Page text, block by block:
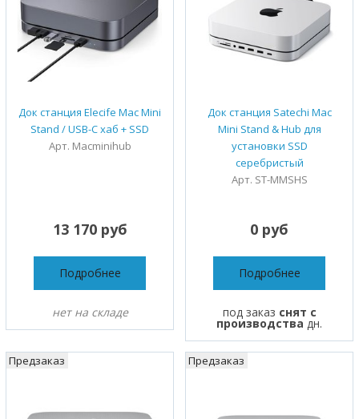
Док станция Elecife Mac Mini
Stand / USB-C хаб + SSD
Арт. Macminihub
13 170 руб
Подробнее
нет на складе
Док станция Satechi Mac
Mini Stand & Hub для
установки SSD
серебристый
Арт. ST-MMSHS
0 руб
Подробнее
под заказ снят с
производства дн.
Предзаказ Предзаказ